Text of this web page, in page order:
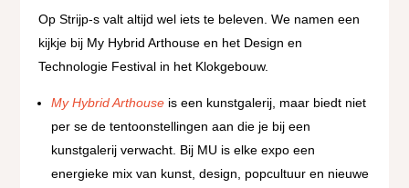
Op Strijp-s valt altijd wel iets te beleven. We namen een
kijkje bij My Hybrid Arthouse en het Design en
Technologie Festival in het Klokgebouw.
My Hybrid Arthouse is een kunstgalerij, maar biedt niet
per se de tentoonstellingen aan die je bij een
kunstgalerij verwacht. Bij MU is elke expo een
energieke mix van kunst, design, popcultuur en nieuwe